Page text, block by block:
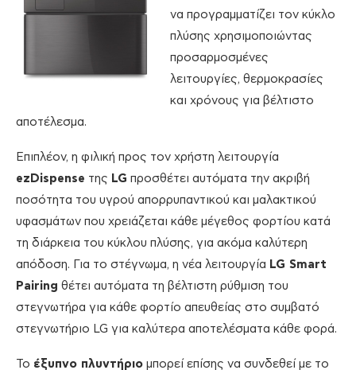
να προγραμματίζει τον κύκλο
πλύσης χρησιμοποιώντας
προσαρμοσμένες
λειτουργίες, θερμοκρασίες
και χρόνους για βέλτιστο
αποτέλεσμα.
Επιπλέον, η φιλική προς τον χρήστη λειτουργία
ezDispense της LG προσθέτει αυτόματα την ακριβή
ποσότητα του υγρού απορρυπαντικού και μαλακτικού
υφασμάτων που χρειάζεται κάθε μέγεθος φορτίου κατά
τη διάρκεια του κύκλου πλύσης, για ακόμα καλύτερη
απόδοση. Για το στέγνωμα, η νέα λειτουργία LG Smart
Pairing θέτει αυτόματα τη βέλτιστη ρύθμιση του
στεγνωτήρα για κάθε φορτίο απευθείας στο συμβατό
στεγνωτήριο LG για καλύτερα αποτελέσματα κάθε φορά.
Το έξυπνο πλυντήριο μπορεί επίσης να συνδεθεί με το